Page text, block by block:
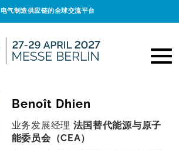
电气制造供应链的全球交流平台
Benoît Dhien
业务发展经理 法国替代能源与原子
能委员会（CEA）